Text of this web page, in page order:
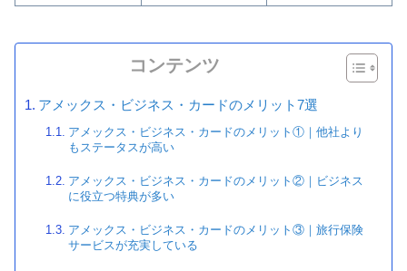
コンテンツ
アメックス・ビジネス・カードのメリット7選
アメックス・ビジネス・カードのメリット①｜他社より
もステータスが高い
アメックス・ビジネス・カードのメリット②｜ビジネス
に役立つ特典が多い
アメックス・ビジネス・カードのメリット③｜旅行保険
サービスが充実している